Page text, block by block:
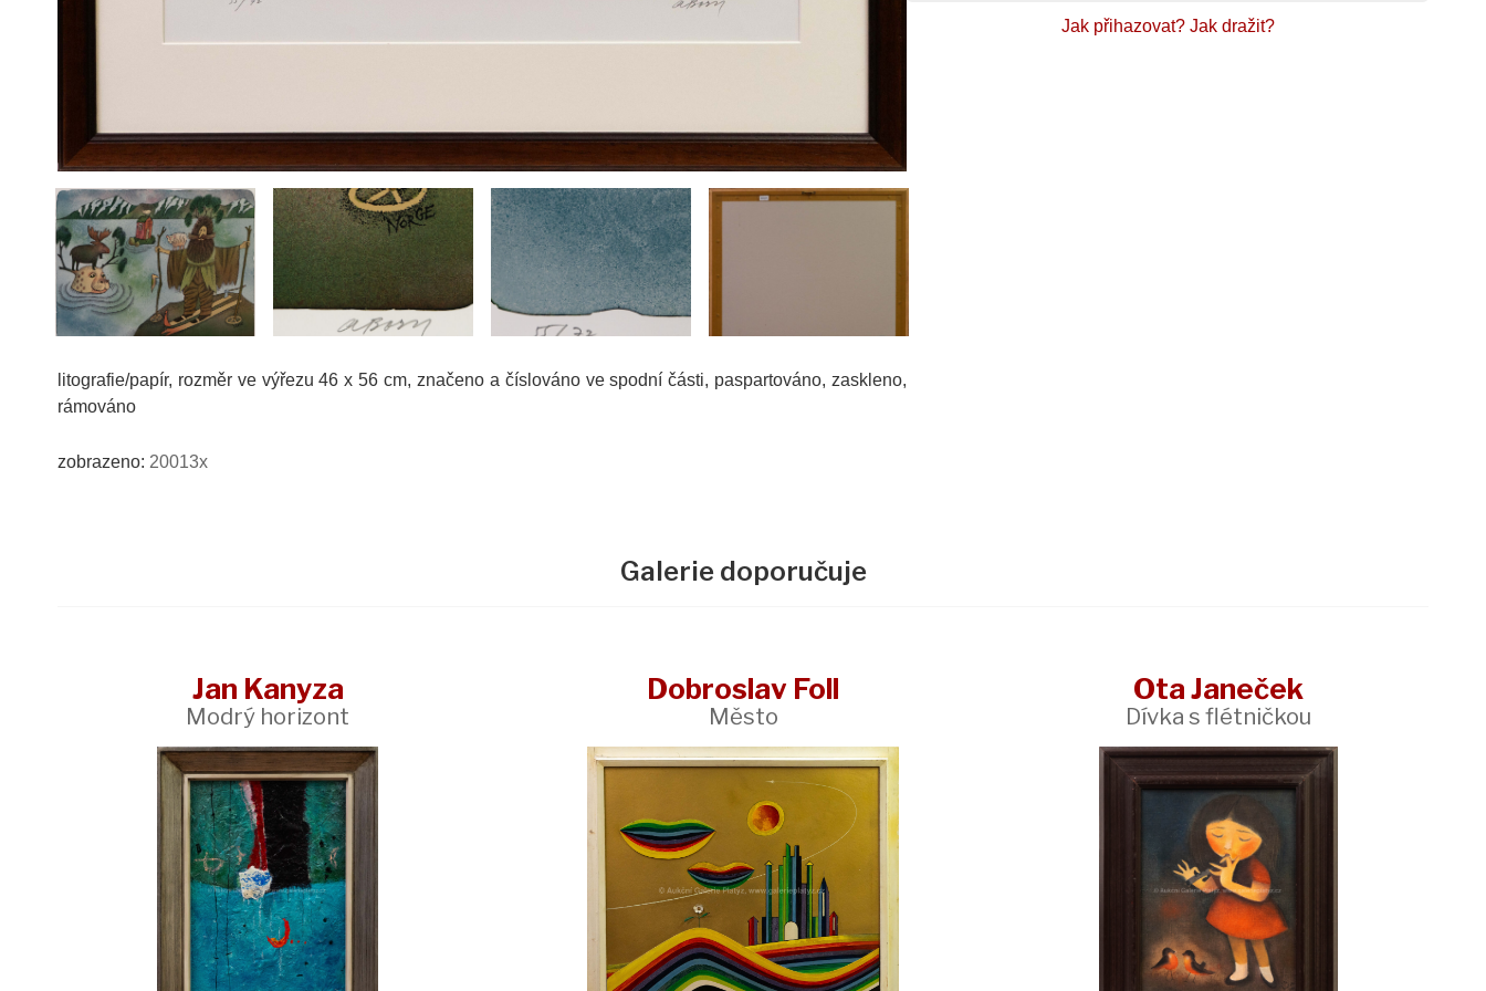
litografie/papír, rozměr ve výřezu 46 x 56 cm, značeno a číslováno ve spodní části, paspartováno, zaskleno,
rámováno
zobrazeno: 20013x
Jak přihazovat? Jak dražit?
Galerie doporučuje
Jan Kanyza
Modrý horizont
Dobroslav Foll
Město
Ota Janeček
Dívka s flétničkou